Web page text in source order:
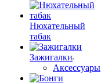
Нюхательный
табак
Зажигалки
Аксессуары